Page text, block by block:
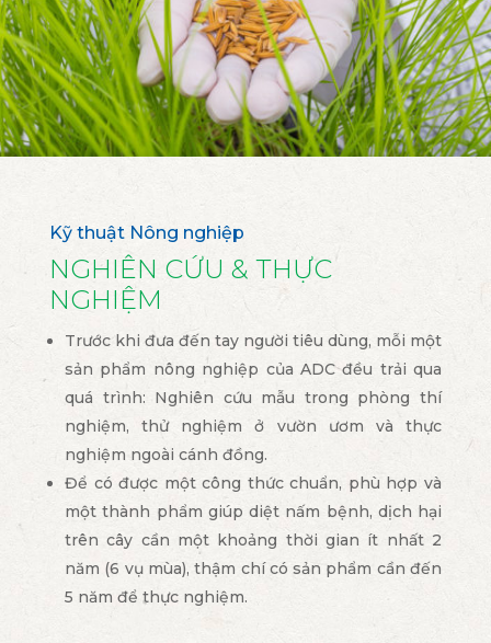
Kỹ thuật Nông nghiệp
NGHIÊN CỨU & THỰC
NGHIỆM
Trước khi đưa đến tay người tiêu dùng, mỗi một
sản phẩm nông nghiệp của ADC đều trải qua
quá trình: Nghiên cứu mẫu trong phòng thí
nghiệm, thử nghiệm ở vườn ươm và thực
nghiệm ngoài cánh đồng.
Để có được một công thức chuẩn, phù hợp và
một thành phẩm giúp diệt nấm bệnh, dịch hại
trên cây cần một khoảng thời gian ít nhất 2
năm (6 vụ mùa), thậm chí có sản phẩm cần đến
5 năm để thực nghiệm.